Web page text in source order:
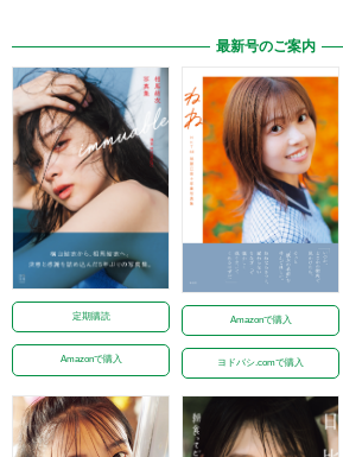
最新号のご案内
定期購読
Amazonで購入
Amazonで購入
ヨドバシ.comで購入